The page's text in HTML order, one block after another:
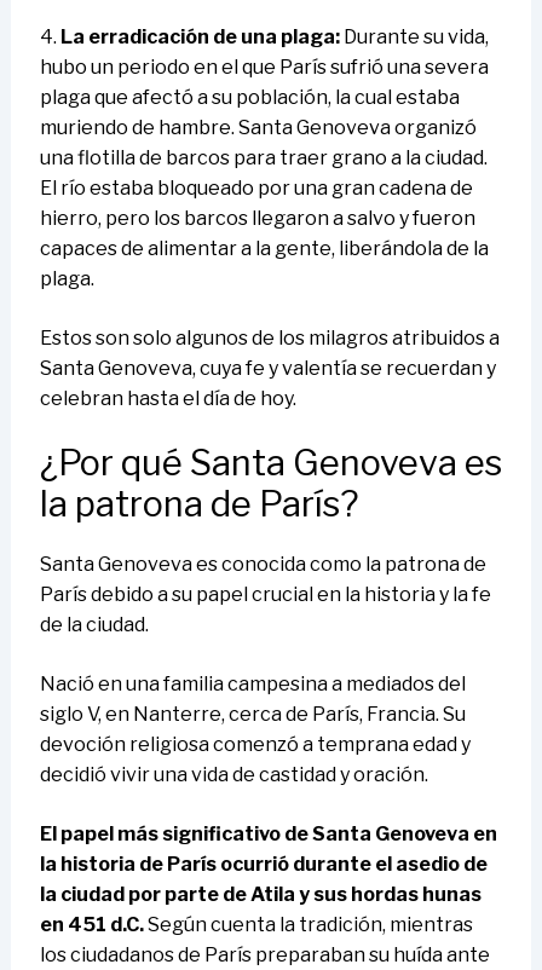
4. La erradicación de una plaga:Durante su vida,
hubo un periodo en el que París sufrió una severa
plaga que afectó a su población, la cual estaba
muriendo de hambre. Santa Genoveva organizó
una flotilla de barcos para traer grano a la ciudad.
El río estaba bloqueado por una gran cadena de
hierro, pero los barcos llegaron a salvo y fueron
capaces de alimentar a la gente, liberándola de la
plaga.
Estos son solo algunos de los milagros atribuidos a
Santa Genoveva, cuya fe y valentía se recuerdan y
celebran hasta el día de hoy.
¿Por qué Santa Genoveva es
la patrona de París?
Santa Genoveva es conocida como la patrona de
París debido a su papel crucial en la historia y la fe
de la ciudad.
Nació en una familia campesina a mediados del
siglo V, en Nanterre, cerca de París, Francia. Su
devoción religiosa comenzó a temprana edad y
decidió vivir una vida de castidad y oración.
El papel más significativo de Santa Genoveva en
la historia de París ocurrió durante el asedio de
la ciudad por parte de Atila y sus hordas hunas
en 451 d.C.Según cuenta la tradición, mientras
los ciudadanos de París preparaban su huída ante